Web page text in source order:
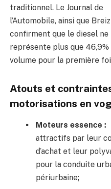
traditionnel. Le Journal de
l’Automobile, ainsi que
confirment que le diesel ne
représente plus que 46,9%
volume pour la première
Atouts et
motorisations en
Moteurs essence :
attractifs par leur
d’achat et leur
pour la conduite
périurbaine;